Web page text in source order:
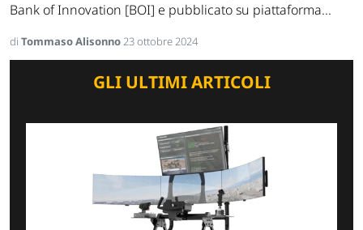
Bank of Innovation [BOI] e pubblicato su piattaforma...
di Tommaso Alisonno23 ottobre 2024
GLI ULTIMI ARTICOLI